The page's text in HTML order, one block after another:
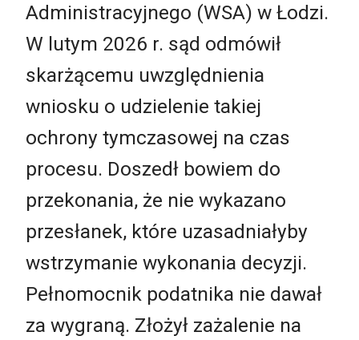
Administracyjnego (WSA) w Łodzi.
W lutym 2026 r. sąd odmówił
skarżącemu uwzględnienia
wniosku o udzielenie takiej
ochrony tymczasowej na czas
procesu. Doszedł bowiem do
przekonania, że nie wykazano
przesłanek, które uzasadniałyby
wstrzymanie wykonania decyzji.
Pełnomocnik podatnika nie dawał
za wygraną. Złożył zażalenie na